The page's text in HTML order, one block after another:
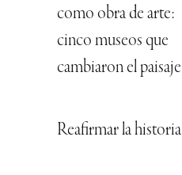
como obra de arte:
cinco museos que
cambiaron el paisaje
Reafirmar la historia